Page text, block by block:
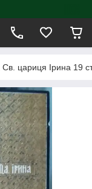
Св. цариця Ірина 19